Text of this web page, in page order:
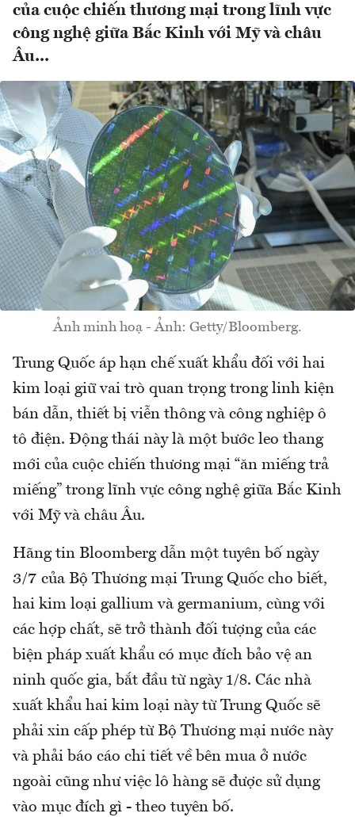
của cuộc chiến thương mại trong lĩnh vực
công nghệ giữa Bắc Kinh với Mỹ và châu
Âu...
Ảnh minh hoạ - Ảnh: Getty/Bloomberg.
Trung Quốc áp hạn chế xuất khẩu đối với hai
kim loại giữ vai trò quan trọng trong linh kiện
bán dẫn, thiết bị viễn thông và công nghiệp ô
tô điện. Động thái này là một bước leo thang
mới của cuộc chiến thương mại “ăn miếng trả
miếng” trong lĩnh vực công nghệ giữa Bắc Kinh
với Mỹ và châu Âu.
Hãng tin Bloomberg dẫn một tuyên bố ngày
3/7 của Bộ Thương mại Trung Quốc cho biết,
hai kim loại gallium và germanium, cùng với
các hợp chất, sẽ trở thành đối tượng của các
biện pháp xuất khẩu có mục đích bảo vệ an
ninh quốc gia, bắt đầu từ ngày 1/8. Các nhà
xuất khẩu hai kim loại này từ Trung Quốc sẽ
phải xin cấp phép từ Bộ Thương mại nước này
và phải báo cáo chi tiết về bên mua ở nước
ngoài cũng như việc lô hàng sẽ được sử dụng
vào mục đích gì - theo tuyên bố.